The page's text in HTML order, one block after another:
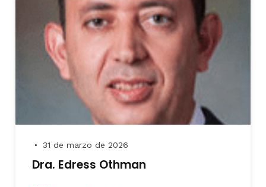
● 31 de marzo de 2026
Dra. Edress Othman